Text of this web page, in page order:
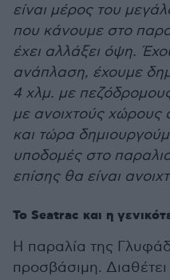
είναι μέρος του
που κάνουμε στο
έχει αλλάξει όψη.
ανάπλαση, έχουμε
4 χλμ. με
με ανοιχτούς
και τώρα
υποδομές στο
επίσης θα είναι
Το Seatrac και η
Η παραλία της
προσβάσιμη.